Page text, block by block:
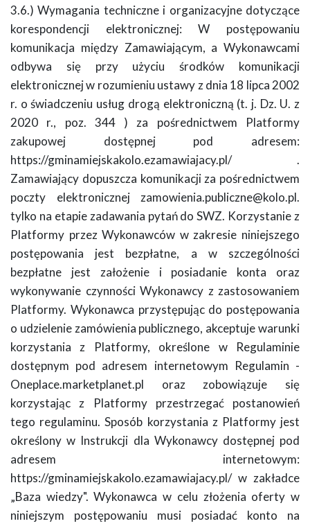
3.6.) Wymagania techniczne i organizacyjne dotyczące
korespondencji elektronicznej: W postępowaniu
komunikacja między Zamawiającym, a Wykonawcami
odbywa się przy użyciu środków komunikacji
elektronicznej w rozumieniu ustawy z dnia 18 lipca 2002
r. o świadczeniu usług drogą elektroniczną (t. j. Dz. U. z
2020 r., poz. 344 ) za pośrednictwem Platformy
zakupowej dostępnej pod adresem:
https://gminamiejskakolo.ezamawiajacy.pl/ .
Zamawiający dopuszcza komunikacji za pośrednictwem
poczty elektronicznej zamowienia.publiczne@kolo.pl.
tylko na etapie zadawania pytań do SWZ. Korzystanie z
Platformy przez Wykonawców w zakresie niniejszego
postępowania jest bezpłatne, a w szczególności
bezpłatne jest założenie i posiadanie konta oraz
wykonywanie czynności Wykonawcy z zastosowaniem
Platformy. Wykonawca przystępując do postępowania
o udzielenie zamówienia publicznego, akceptuje warunki
korzystania z Platformy, określone w Regulaminie
dostępnym pod adresem internetowym Regulamin -
Oneplace.marketplanet.pl oraz zobowiązuje się
korzystając z Platformy przestrzegać postanowień
tego regulaminu. Sposób korzystania z Platformy jest
określony w Instrukcji dla Wykonawcy dostępnej pod
adresem internetowym:
https://gminamiejskakolo.ezamawiajacy.pl/ w zakładce
„Baza wiedzy". Wykonawca w celu złożenia oferty w
niniejszym postępowaniu musi posiadać konto na